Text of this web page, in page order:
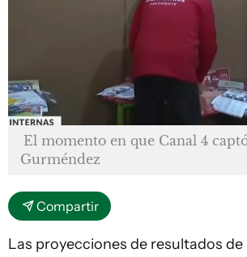
El momento en que Canal 4
Gurméndez
Compartir
Las proyecciones de resultados de